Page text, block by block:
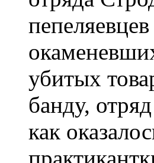
убитых
банду,
как